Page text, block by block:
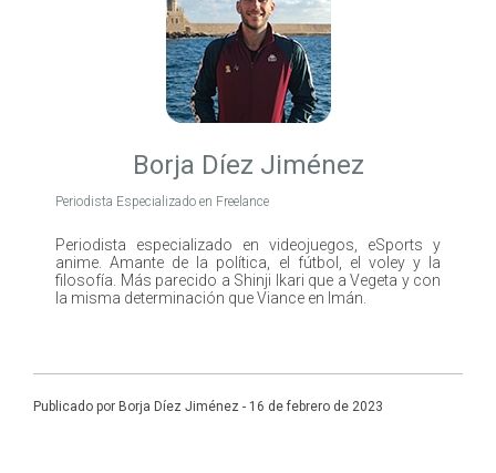
Borja Díez Jiménez
Periodista Especializado en Freelance
Periodista especializado en videojuegos, eSports y
anime. Amante de la política, el fútbol, el voley y la
filosofía. Más parecido a Shinji Ikari que a Vegeta y con
la misma determinación que Viance en Imán.
Publicado por Borja Díez Jiménez - 16 de febrero de 2023